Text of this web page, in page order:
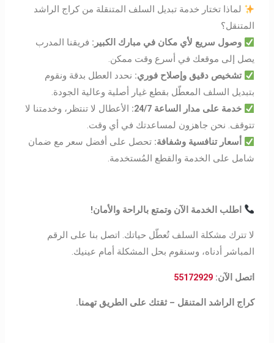
لماذا تختار خدمة تبديل السلف المتنقلة من كراج الراشد
المتنقل؟
وصول سريع لأي مكان في مبارك الكبير : فريقنا المدرب
يصل إلى موقعك في أسرع وقت ممكن.
تشخيص دقيق وإصلاح فوري: نحدد العطل بدقة ونقوم
بتبديل السلف المعطّل بقطع غيار أصلية وعالية الجودة.
خدمة على مدار الساعة 24/7
: الأعطال لا تنتظر، وخدمتنا لا
تتوقف. نحن جاهزون لمساعدتك في أي وقت.
أسعار تنافسية وشفافة: تحصل على أفضل سعر مع ضمان
شامل على الخدمة والقطع المُستخدمة.
اطلب الخدمة الآن وتمتع بالراحة والأمان!
لا تترك مشكلة السلف تُعطّل حياتك. اتصل بنا على الرقم
المباشر أدناه، وسنقوم بحل المشكلة أمام عينيك.
اتصل الآن:55172929
كراج الراشد المتنقل – ثقتك على الطريق تهمنا.